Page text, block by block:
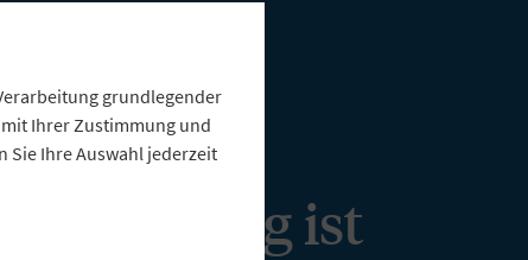
ist
grundlegender
Ihrer Zustimmung und
Sie Ihre Auswahl jederzeit